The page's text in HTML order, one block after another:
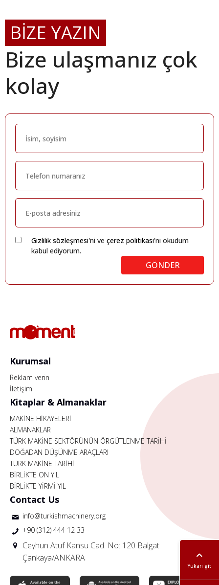
BİZE YAZIN
Bize ulaşmanız çok
kolay
Gizlilik sözleşmesi'ni ve çerez politikası'nı okudum
kabul ediyorum.
GÖNDER
Yukarı git
Kurumsal
Reklam verin
İletişim
Kitaplar & Almanaklar
MAKİNE HİKAYELERİ
ALMANAKLAR
TÜRK MAKİNE SEKTÖRÜNÜN ÖRGÜTLENME TARİHİ
DOĞADAN DÜŞÜNME ARAÇLARI
TÜRK MAKİNE TARİHİ
BİRLİKTE ON YIL
BİRLİKTE YİRMİ YIL
Contact Us
info@turkishmachinery.org
+90 (312) 444 12 33
Ceyhun Atuf Kansu Cad. No: 120 Balgat
Çankaya/ANKARA